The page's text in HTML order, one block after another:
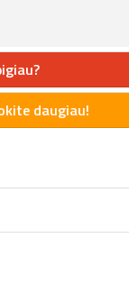
daugiau!